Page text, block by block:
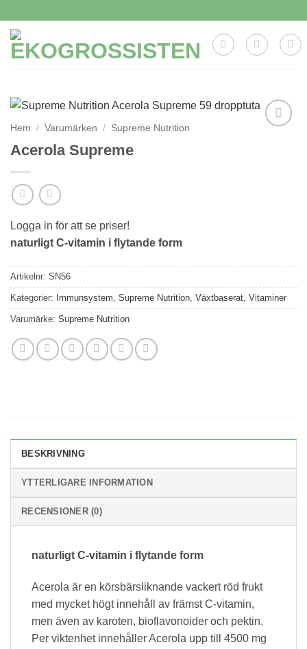
content
Hem / Varumärken / Supreme Nutrition
Acerola Supreme
Logga in för att se priser!
naturligt C-vitamin i flytande form
Artikelnr: SN56
Kategorier: Immunsystem Supreme Nutrition Växtbaserat Vitaminer
Varumärke: Supreme Nutrition
BESKRIVNING
YTTERLIGARE INFORMATION
RECENSIONER (0)
naturligt C-vitamin i flytande form
Acerola är en körsbärsliknande vackert röd frukt
med mycket högt innehåll av främst C-vitamin,
men även av karoten, bioflavonoider och pektin.
Per viktenhet innehåller Acerola upp till 4500 mg